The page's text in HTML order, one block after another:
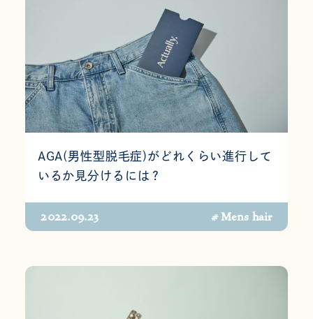
AGA(男性型脱毛症)がどれくらい進行して
いるか見分けるには？
2022.09.23 # Mens hair